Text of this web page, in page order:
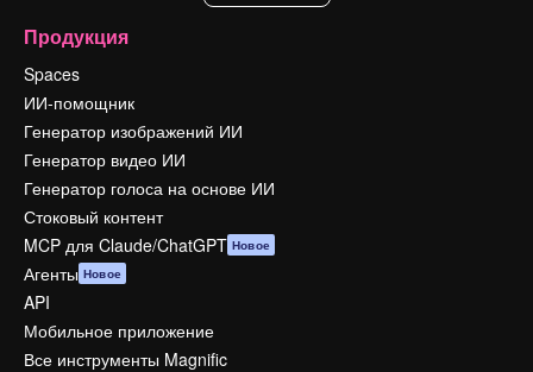
Продукция
Spaces
ИИ-помощник
Генератор изображений ИИ
Генератор видео ИИ
Генератор голоса на основе ИИ
Стоковый контент
MCP для Claude/ChatGPT Новое
Агенты Новое
API
Мобильное приложение
Все инструменты Magnific